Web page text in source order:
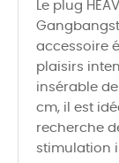
Le plug
accessoire
plaisirs
insérable
cm, il est
recherche
stimulation